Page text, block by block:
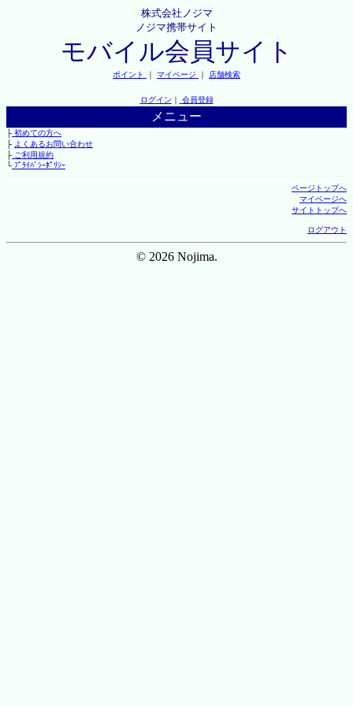
株式会社ノジマ
ノジマ携帯サイト
モバイル会員サイト
ポイント ｜ マイページ ｜ 店舗検索
ログイン ｜ 会員登録
メニュー
├初めての方へ
├ よくあるお問い合わせ
├ご利用規約
└ﾌﾟﾗｲﾊﾞｼｰﾎﾟﾘｼｰ
ページトップへ
マイページへ
サイトトップへ
ログアウト
© 2026 Nojima.